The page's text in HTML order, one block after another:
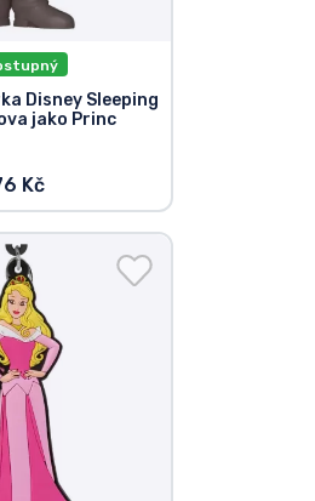
Disney Sleeping
jako Princ
Kč